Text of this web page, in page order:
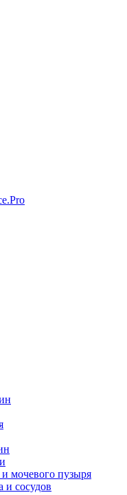
мочевого пузыря
и сосудов